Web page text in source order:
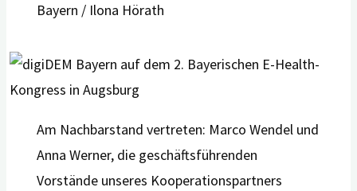
Bayern / Ilona Hörath
Am Nachbarstand vertreten: Marco Wendel und
Anna Werner, die geschäftsführenden
Vorstände unseres Kooperationspartners